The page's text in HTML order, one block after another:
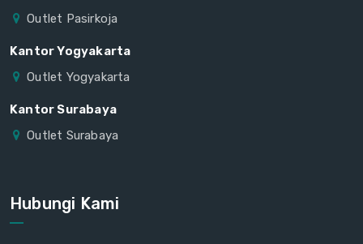
Outlet Pasirkoja
Kantor Yogyakarta
Outlet Yogyakarta
Kantor Surabaya
Outlet Surabaya
Hubungi Kami